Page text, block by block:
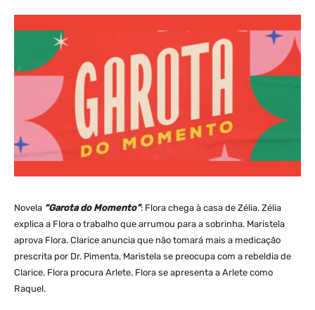
Novela “Garota do Momento”: Flora chega à casa de Zélia. Zélia
explica a Flora o trabalho que arrumou para a sobrinha. Maristela
aprova Flora. Clarice anuncia que não tomará mais a medicação
prescrita por Dr. Pimenta. Maristela se preocupa com a rebeldia de
Clarice. Flora procura Arlete. Flora se apresenta a Arlete como
Raquel.